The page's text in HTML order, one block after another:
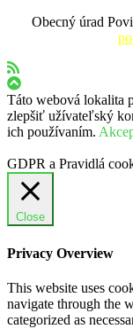
Obecný úrad
Táto webová lokalita
zlepšiť užívateľský
ich používaním.
GDPR a Pravidlá
Close
Privacy Overview
This website uses
navigate through the
categorized as